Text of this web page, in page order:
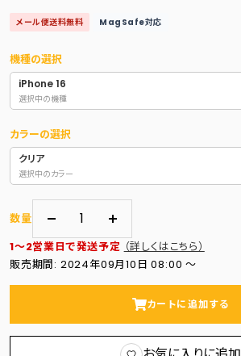
価
格
メール便送料無料 MagSafe対応
機種の選択
iPhone 16
選択中の機種
カラーの選択
クリア
選択中のカラー
数量
量
を
す
数
量
を
す
1～2営業日で発送予定 （詳しくはこちら）
販売期間: 2024年09月10日 08:00 〜
カートに追加する